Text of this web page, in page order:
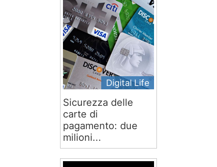
Digital Life
Sicurezza delle
carte di
pagamento: due
milioni...